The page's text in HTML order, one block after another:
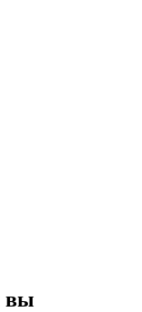
вы